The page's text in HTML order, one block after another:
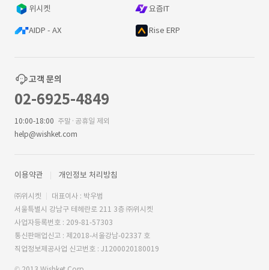
위시켓 요즘IT
AIDP - AX Rise ERP
고객 문의
02-6925-4849
10:00-18:00 주말·공휴일 제외
help@wishket.com
이용약관 개인정보 처리방침
㈜위시켓
대표이사 : 박우범
서울특별시 강남구 테헤란로 211 3층 ㈜위시켓
사업자등록번호 : 209-81-57303
통신판매업신고 : 제2018-서울강남-02337 호
직업정보제공사업 신고번호 : J1200020180019